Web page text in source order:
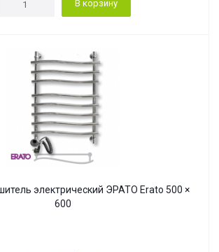
В корзину
электрический ЭРАТО Erato 500 ×
600